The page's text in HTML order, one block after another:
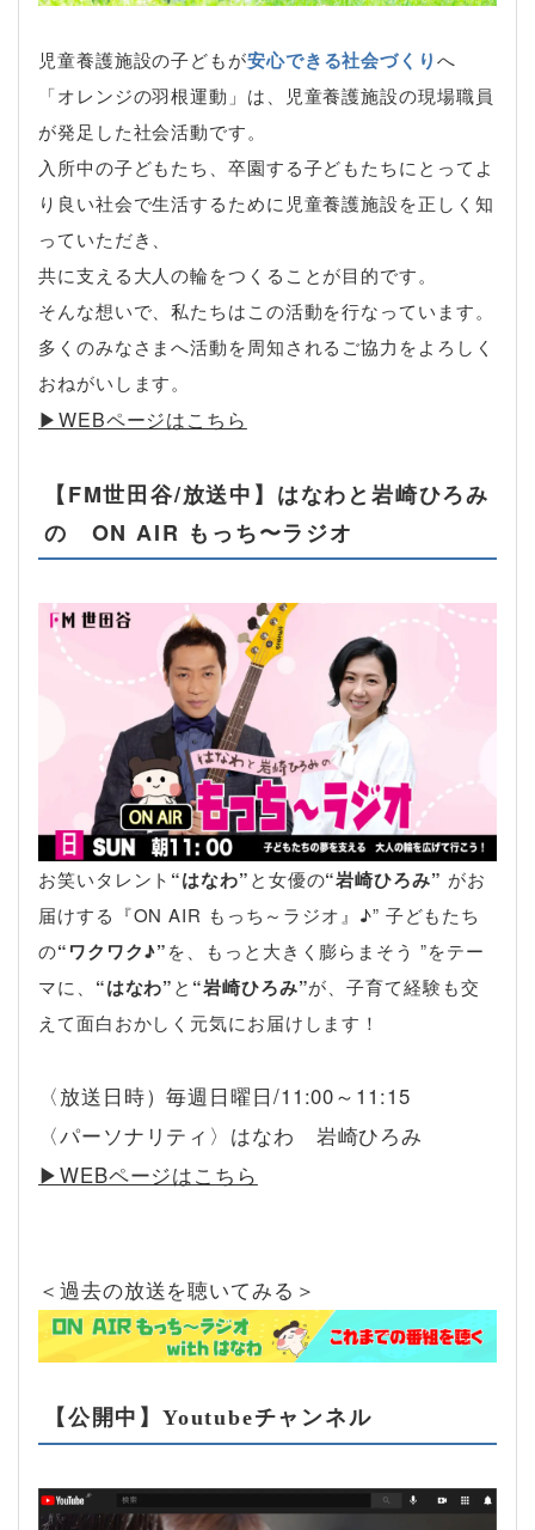
児童養護施設の子どもが安心できる社会づくりへ
「オレンジの羽根運動」は、児童養護施設の現場職員
が発足した社会活動です。
入所中の子どもたち、卒園する子どもたちにとってよ
り良い社会で生活するために児童養護施設を正しく知
っていただき、
共に支える大人の輪をつくることが目的です。
そんな想いで、私たちはこの活動を行なっています。
多くのみなさまへ活動を周知されるご協力をよろしく
おねがいします。
▶︎WEBページはこちら
【FM世田谷/放送中】はなわと岩崎ひろみ
の ON AIR もっち〜ラジオ
お笑いタレント “はなわ”と女優の“岩崎ひろみ” がお
届けする『ON AIR もっち～ラジオ』♪” 子どもたち
の“ワクワク♪”を、もっと大きく膨らまそう ”をテー
マに、 “はなわ”と “岩崎ひろみ”が、子育て経験も交
えて面白おかしく元気にお届けします！
〈放送日時）毎週日曜日/11:00～11:15
〈パーソナリティ〉はなわ 岩崎ひろみ
▶︎WEBページはこちら
＜過去の放送を聴いてみる＞
【公開中】Youtubeチャンネル